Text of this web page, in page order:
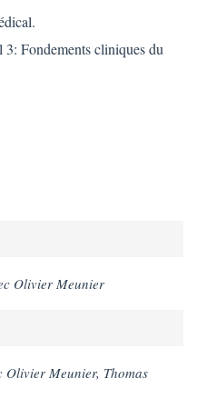
Fondements cliniques du
Olivier Meunier
Olivier Meunier, Thomas